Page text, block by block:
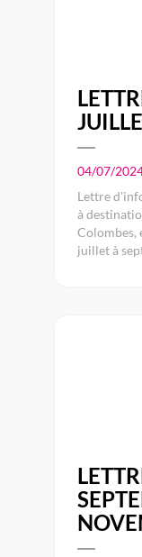
04/07/
Lettre
à
Colombes,
juillet à